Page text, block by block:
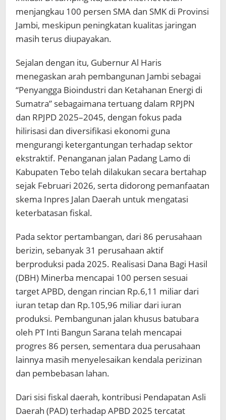
menjangkau 100 persen SMA dan SMK di Provinsi
Jambi, meskipun peningkatan kualitas jaringan
masih terus diupayakan.
Sejalan dengan itu, Gubernur Al Haris
menegaskan arah pembangunan Jambi sebagai
“Penyangga Bioindustri dan Ketahanan Energi di
Sumatra” sebagaimana tertuang dalam RPJPN
dan RPJPD 2025–2045, dengan fokus pada
hilirisasi dan diversifikasi ekonomi guna
mengurangi ketergantungan terhadap sektor
ekstraktif. Penanganan jalan Padang Lamo di
Kabupaten Tebo telah dilakukan secara bertahap
sejak Februari 2026, serta didorong pemanfaatan
skema Inpres Jalan Daerah untuk mengatasi
keterbatasan fiskal.
Pada sektor pertambangan, dari 86 perusahaan
berizin, sebanyak 31 perusahaan aktif
berproduksi pada 2025. Realisasi Dana Bagi Hasil
(DBH) Minerba mencapai 100 persen sesuai
target APBD, dengan rincian Rp.6,11 miliar dari
iuran tetap dan Rp.105,96 miliar dari iuran
produksi. Pembangunan jalan khusus batubara
oleh PT Inti Bangun Sarana telah mencapai
progres 86 persen, sementara dua perusahaan
lainnya masih menyelesaikan kendala perizinan
dan pembebasan lahan.
Dari sisi fiskal daerah, kontribusi Pendapatan Asli
Daerah (PAD) terhadap APBD 2025 tercatat